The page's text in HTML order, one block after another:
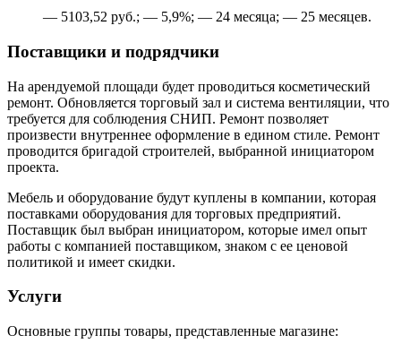
— 5103,52 руб.; — 5,9%; — 24 месяца; — 25 месяцев.
Поставщики и подрядчики
На арендуемой площади будет проводиться косметический
ремонт. Обновляется торговый зал и система вентиляции, что
требуется для соблюдения СНИП. Ремонт позволяет
произвести внутреннее оформление в едином стиле. Ремонт
проводится бригадой строителей, выбранной инициатором
проекта.
Мебель и оборудование будут куплены в компании, которая
поставками оборудования для торговых предприятий.
Поставщик был выбран инициатором, которые имел опыт
работы с компанией поставщиком, знаком с ее ценовой
политикой и имеет скидки.
Услуги
Основные группы товары, представленные магазине: